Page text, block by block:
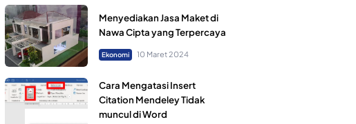
Menyediakan Jasa Maket di
Nawa Cipta yang Terpercaya
Ekonomi 10 Maret 2024
Cara Mengatasi Insert
Citation Mendeley Tidak
muncul di Word